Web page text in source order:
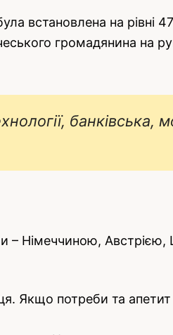
встановлена на рівні
громадянина на
банківська,
– Німеччиною,
Якщо потреби та